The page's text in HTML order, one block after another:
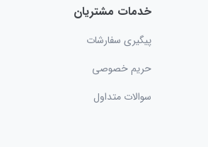
خدمات مشتریان
پیگیری سفارشات
حریم خصوصی
سوالات متداول